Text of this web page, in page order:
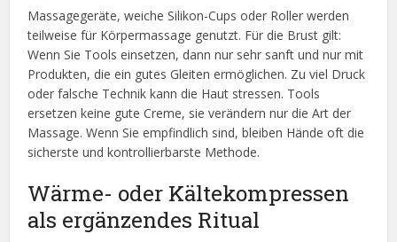
Massagegeräte, weiche Silikon-Cups oder Roller werden
teilweise für Körpermassage genutzt. Für die Brust gilt:
Wenn Sie Tools einsetzen, dann nur sehr sanft und nur mit
Produkten, die ein gutes Gleiten ermöglichen. Zu viel Druck
oder falsche Technik kann die Haut stressen. Tools
ersetzen keine gute Creme, sie verändern nur die Art der
Massage. Wenn Sie empfindlich sind, bleiben Hände oft die
sicherste und kontrollierbarste Methode.
Wärme- oder Kältekompressen
als ergänzendes Ritual